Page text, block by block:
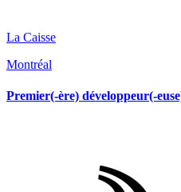
La Caisse
Montréal
Premier(-ère) développeur(-